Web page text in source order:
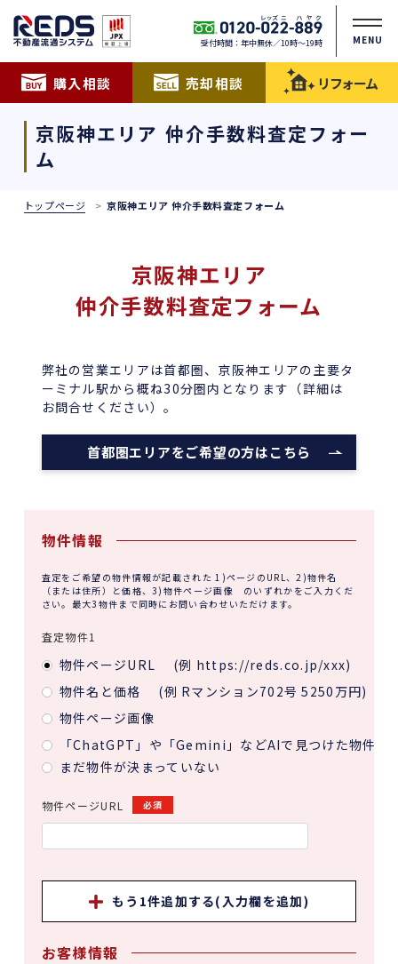
受付時間：年中無休／10時〜19時 MENU
購入相談 売却相談 リフォーム
京阪神エリア 仲介手数料査定フォー
ム
トップページ 京阪神エリア 仲介手数料査定フォーム
京阪神エリア
仲介手数料査定フォーム
弊社の営業エリアは首都圏、京阪神エリアの主要タ
ーミナル駅から概ね30分圏内となります（詳細は
お問合せください）。
首都圏エリアをご希望の方はこちら
物件情報
査定をご希望の物件情報が記載された 1)ページのURL、2)物件名
（または住所）と価格、3)物件ページ画像 のいずれかをご入力くだ
さい。最大3物件まで同時にお問い合わせいただけます。
査定物件1
物件ページURL
(例 https://reds.co.jp/xxx)
物件名と価格
(例 Rマンション702号 5250万円)
物件ページ画像
「ChatGPT」や「Gemini」などAIで見つけた物件
まだ物件が決まっていない
物件ページURL 必須
もう1件追加する(入力欄を追加)
お客様情報